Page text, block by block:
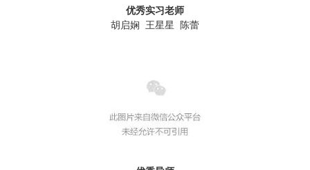
优秀实习老师
胡启娴 王星星 陈蕾